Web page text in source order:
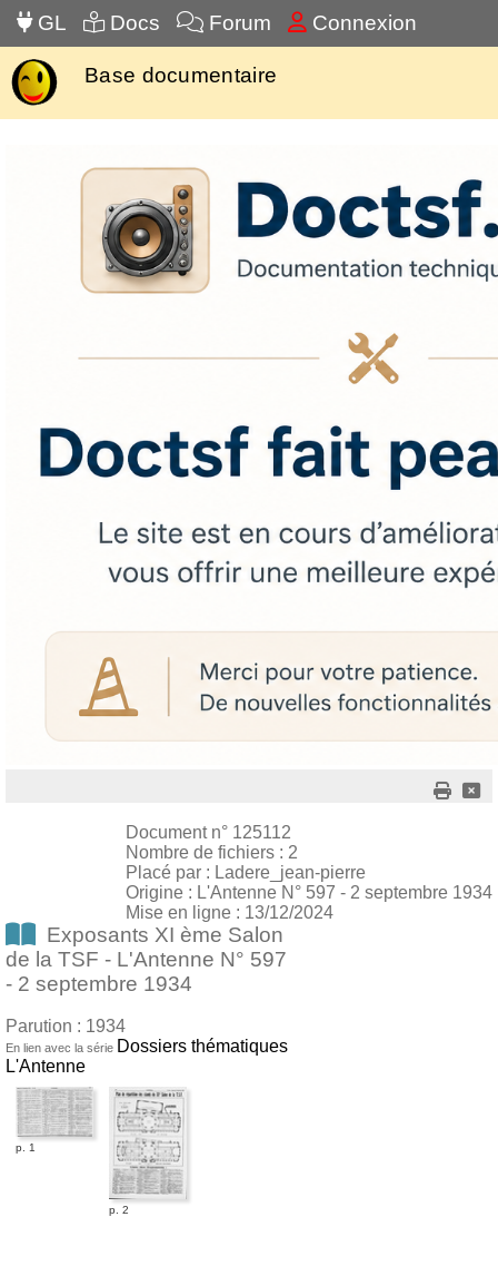
GL Docs Forum Connexion
Base documentaire
Document n° 125112
Nombre de fichiers : 2
Placé par : Ladere_jean-pierre
Origine : L'Antenne N° 597 - 2 septembre 1934
Mise en ligne : 13/12/2024
Exposants XI ème Salon
de la TSF - L'Antenne N° 597
- 2 septembre 1934
Parution : 1934
En lien avec la série Dossiers thématiques
L'Antenne
p. 1
p. 2